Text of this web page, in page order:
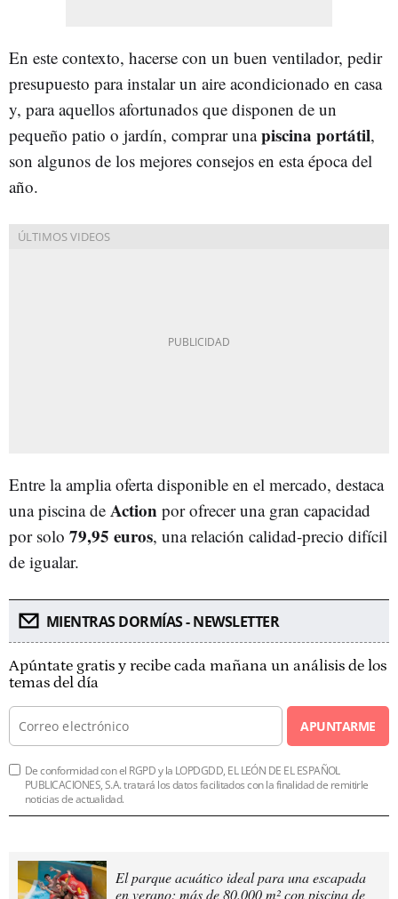
En este contexto, hacerse con un buen ventilador, pedir
presupuesto para instalar un aire acondicionado en casa
y, para aquellos afortunados que disponen de un
pequeño patio o jardín, comprar unapiscina portátil,
son algunos de los mejores consejos en esta época del
año.
Entre la amplia oferta disponible en el mercado, destaca
una piscina de Action por ofrecer una gran capacidad
por solo 79,95 euros, una relación calidad-precio difícil
de igualar.
MIENTRAS DORMÍAS - NEWSLETTER
Apúntate gratis y recibe cada mañana un análisis de los
temas del día
APUNTARME
De conformidad con el RGPD y la LOPDGDD, EL LEÓN DE EL ESPAÑOL
PUBLICACIONES, S.A. tratará los datos facilitados con la finalidad de remitirle
noticias de actualidad.
El parque acuático ideal para una escapada
en verano: más de 80.000 m² con piscina de